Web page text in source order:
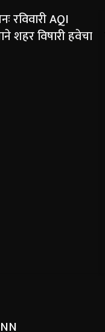
रविवारी AQI
शहर विषारी हवेचा